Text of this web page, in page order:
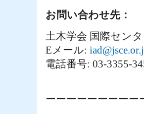
お問い合わせ先：
土木学会 国際セン
Eメール:
電話番号: 03-3355-
ーーーーーーーーー